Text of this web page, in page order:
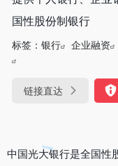
国性股份制银行
标签： 银行 企业融资
链接直达
中国光大银行是全国性